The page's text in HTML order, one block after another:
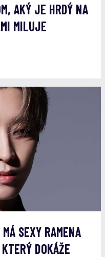
AKÝ JE HRDÝ NA
MILUJE
SEXY RAMENA
DOKÁŽE